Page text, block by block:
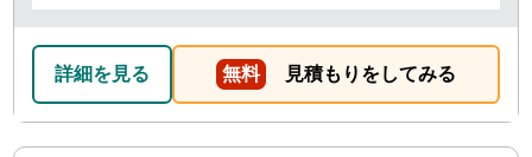
詳細を見る 無料 見積もりをしてみる